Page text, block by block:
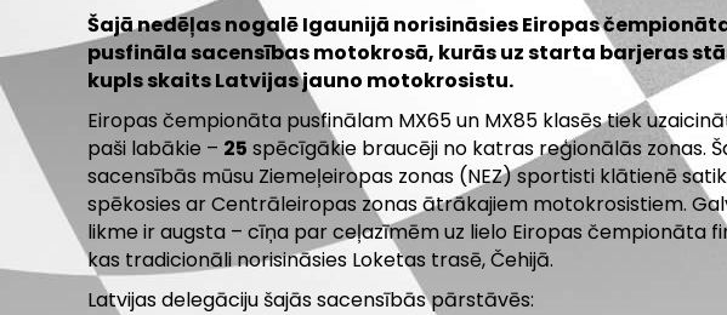
Šajā nedēļas nogalē Igaunijā norisināsies Eiropas
pusfināla sacensības motokrosā, kurās uz starta barjeras
kupls skaits Latvijas jauno motokrosistu.
Eiropas čempionāta pusfinālam MX65 un MX85 klasēs tiek
paši labākie – 25 spēcīgākie braucēji no katras reģionālās zonas.
sacensībās mūsu Ziemeļeiropas zonas (NEZ) sportisti klātienē
spēkosies ar Centrāleiropas zonas ātrākajiem motokrosistiem.
likme ir augsta – cīņa par ceļazīmēm uz lielo Eiropas čempionāta
kas tradicionāli norisināsies Loketas trasē, Čehijā.
Latvijas delegāciju šajās sacensībās pārstāvēs: